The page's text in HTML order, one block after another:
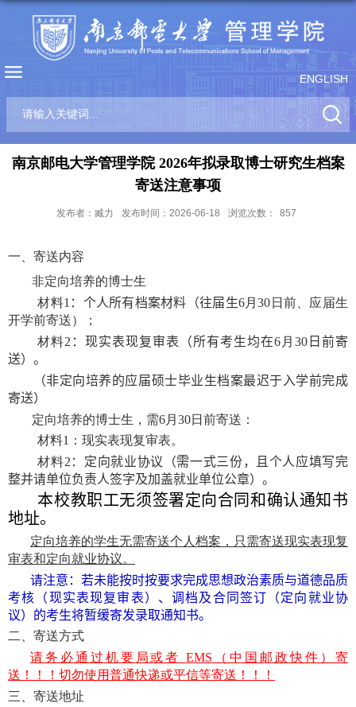
ENGLISH
南京邮电大学管理学院 2026年拟录取博士研究生档案
寄送注意事项
发布者：臧力 发布时间：2026-06-18 浏览次数： 857
一、寄送内容
非定向培养的博士生
材料1 ：个人所有档案材料 （往届生6月30 日前、应届生
开学前寄送）；
材料2 ：现实表现复审表 （所有考生均在6 月30 日前寄
送） 。
（非定向培养的应届硕士毕业生档案最迟于入学前完成
寄送）
定向培养的博士生，需6月 30日前寄送：
材料1 ：现实表现复审表。
材料2 ：定向就业协议（需一式三份，且个人应填写完
整并请单位负责人签字及加盖就业单位公章）。
本校教职工无须签署定向合同和确认通知书
地址。
定向培养的学生无需寄送个人档案，只需寄送现实表现复
审表和定向就业协议。
请注意：若未能按时按要求完成思想政治素质与道德品质
考核（现实表现复审表）、调档及合同签订（定向就业协
议）的考生将暂缓寄发录取通知书。
二、寄送方式
请务必通过机要局或者EMS （中国邮政快件）寄
送！！！切勿使用普通快递或平信等寄送！！！
三、寄送地址